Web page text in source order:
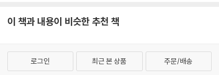
이 책과 내용이 비슷한 추천 책
로그인 최근 본 상품 주문/배송